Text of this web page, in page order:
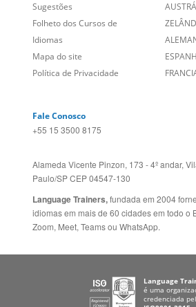
Empregos
Blog
Social
Site Corporativo
Sugestões
Mapa do site
REINO
Fale Conosco
+55 15 3500 8175
Alameda Vicente Pinzon, 173 - 4º andar,
idiomas em mais de 60 cidades em todo o
Zoom, Meet, Teams ou WhatsApp.